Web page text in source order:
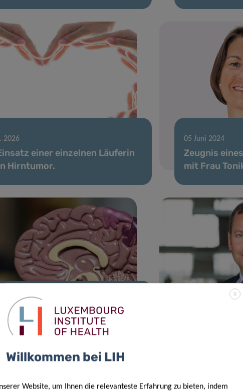
2026
einer einzelnen Läuferin
Hirntumor.
05 Juni 2024
Zeugnis
mit Frau
2024
Erkenntnisse geben Hoffnung
maßgeschneiderte
Zeugnis
mit Guy
X
Willkommen bei LIH
Website, um Ihnen die relevanteste Erfahrung zu bieten, indem